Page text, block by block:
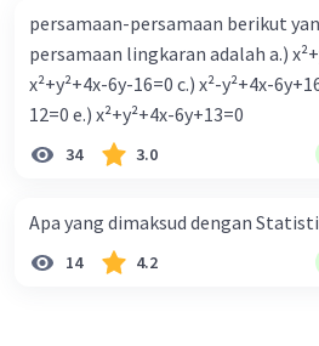
persamaan-persamaan berikut
persamaan lingkaran adalah a.) x²+y²+4x-6y-12=0 b.)
x²+y²+4x-6y-16=0 c.) x²-y²+4x-
12=0 e.) x²+y²+4x-6y+13=0
34 3.0
Apa yang dimaksud dengan
14 4.2